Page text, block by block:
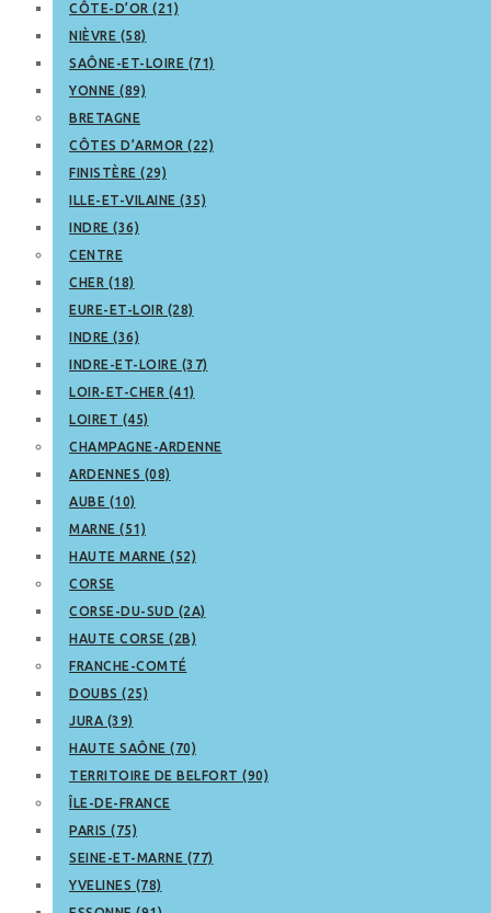
CÔTE-D’OR (21)
NIÈVRE (58)
SAÔNE-ET-LOIRE (71)
YONNE (89)
BRETAGNE
CÔTES D’ARMOR (22)
FINISTÈRE (29)
ILLE-ET-VILAINE (35)
INDRE (36)
CENTRE
CHER (18)
EURE-ET-LOIR (28)
INDRE (36)
INDRE-ET-LOIRE (37)
LOIR-ET-CHER (41)
LOIRET (45)
CHAMPAGNE-ARDENNE
ARDENNES (08)
AUBE (10)
MARNE (51)
HAUTE MARNE (52)
CORSE
CORSE-DU-SUD (2A)
HAUTE CORSE (2B)
FRANCHE-COMTÉ
DOUBS (25)
JURA (39)
HAUTE SAÔNE (70)
TERRITOIRE DE BELFORT (90)
ÎLE-DE-FRANCE
PARIS (75)
SEINE-ET-MARNE (77)
YVELINES (78)